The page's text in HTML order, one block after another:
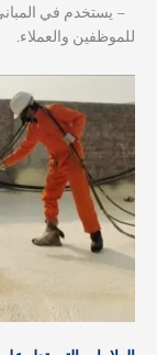
– يستخدم في
للموظفين والعملاء.